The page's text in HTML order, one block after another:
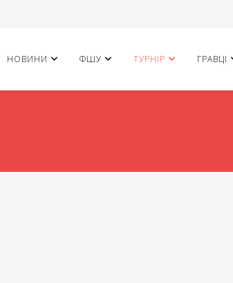
НОВИНИ ФШУ ТУРНІР ГРАВЦІ